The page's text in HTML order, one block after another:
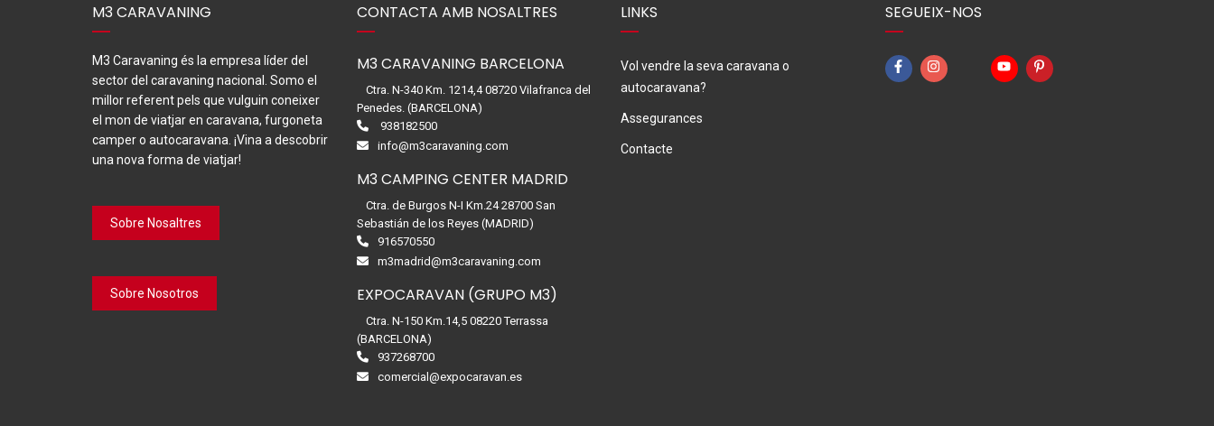
M3 CARAVANING
M3 Caravaning és la empresa líder del
sector del caravaning nacional. Somo el
millor referent pels que vulguin coneixer
el mon de viatjar en caravana, furgoneta
camper o autocaravana. ¡Vina a descobrir
una nova forma de viatjar!
Sobre Nosaltres
Sobre Nosotros
CONTACTA AMB NOSALTRES
M3 CARAVANING BARCELONA
Ctra. N-340 Km. 1214,4 08720 Vilafranca del
Penedes. (BARCELONA)
938182500
info@m3caravaning.com
M3 CAMPING CENTER MADRID
Ctra. de Burgos N-I Km.24 28700 San
Sebastián de los Reyes (MADRID)
916570550
m3madrid@m3caravaning.com
EXPOCARAVAN (GRUPO M3)
Ctra. N-150 Km.14,5 08220 Terrassa
(BARCELONA)
937268700
comercial@expocaravan.es
LINKS
Vol vendre la seva caravana o
autocaravana?
Assegurances
Contacte
SEGUEIX-NOS